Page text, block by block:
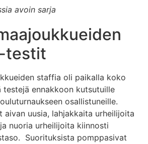
avoin sarja
testit
staffia oli paikalla koko
testejä ennakkoon kutsutuille
osallistuneille.
aivan uusia, lahjakkaita urheilijoita
nuoria urheilijoita kiinnosti
Suorituksista pomppasivat